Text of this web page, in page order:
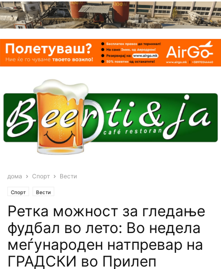
дома Спорт Вести
Спорт Вести
Ретка можност за гледање
фудбал во лето: Во недела
меѓународен натпревар на
ГРАДСКИ во Прилеп